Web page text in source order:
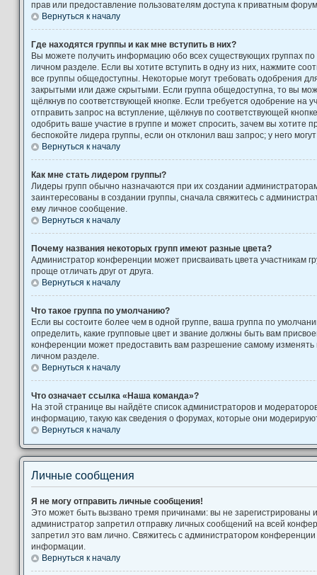
прав или предоставление пользователям доступа к приватным
Вернуться к началу
Где находятся группы и как мне вступить в них?
Вы можете получить информацию обо всех существующих группах
личном разделе. Если вы хотите вступить в одну из них, нажмите
все группы общедоступны. Некоторые могут требовать одобрения
закрытыми или даже скрытыми. Если группа общедоступна, то вы
щёлкнув по соответствующей кнопке. Если требуется одобрение на
отправить запрос на вступление, щёлкнув по соответствующей
одобрить ваше участие в группе и может спросить, зачем вы хотите
беспокойте лидера группы, если он отклонил ваш запрос; у него
Вернуться к началу
Как мне стать лидером группы?
Лидеры групп обычно назначаются при их создании
заинтересованы в создании группы, сначала свяжитесь с
ему личное сообщение.
Вернуться к началу
Почему названия некоторых групп имеют разные цвета?
Администратор конференции может присваивать цвета участникам
проще отличать друг от друга.
Вернуться к началу
Что такое группа по умолчанию?
Если вы состоите более чем в одной группе, ваша группа по
определить, какие групповые цвет и звание должны быть вам
конференции может предоставить вам разрешение самому изменять
личном разделе.
Вернуться к началу
Что означает ссылка «Наша команда»?
На этой странице вы найдёте список администраторов и
информацию, такую как сведения о форумах, которые они
Вернуться к началу
Личные сообщения
Я не могу отправить личные сообщения!
Это может быть вызвано тремя причинами: вы не
администратор запретил отправку личных сообщений на всей
запретил это вам лично. Свяжитесь с администратором
информации.
Вернуться к началу